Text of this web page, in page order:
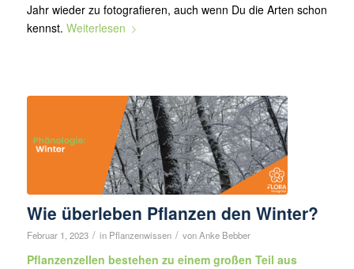
Jahr wieder zu fotografieren, auch wenn Du die Arten schon
kennst. Weiterlesen
Wie überleben Pflanzen den Winter?
Februar 1, 2023 / in Pflanzenwissen / vonAnke Bebber
Pflanzenzellen bestehen zu einem großen Teil aus